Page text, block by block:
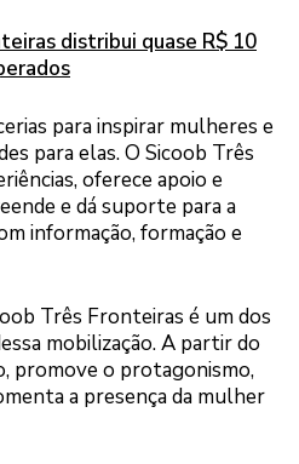
distribui quase R$ 10
para inspirar mulheres e
para elas. O Sicoob Três
oferece apoio e
e dá suporte para a
informação, formação e
Três Fronteiras é um dos
mobilização. A partir do
promove o protagonismo,
a presença da mulher